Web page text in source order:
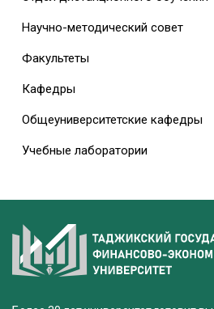
Научно-методический совет
Факультеты
Кафедры
Общеуниверситетские кафедры
Учебные лаборатории